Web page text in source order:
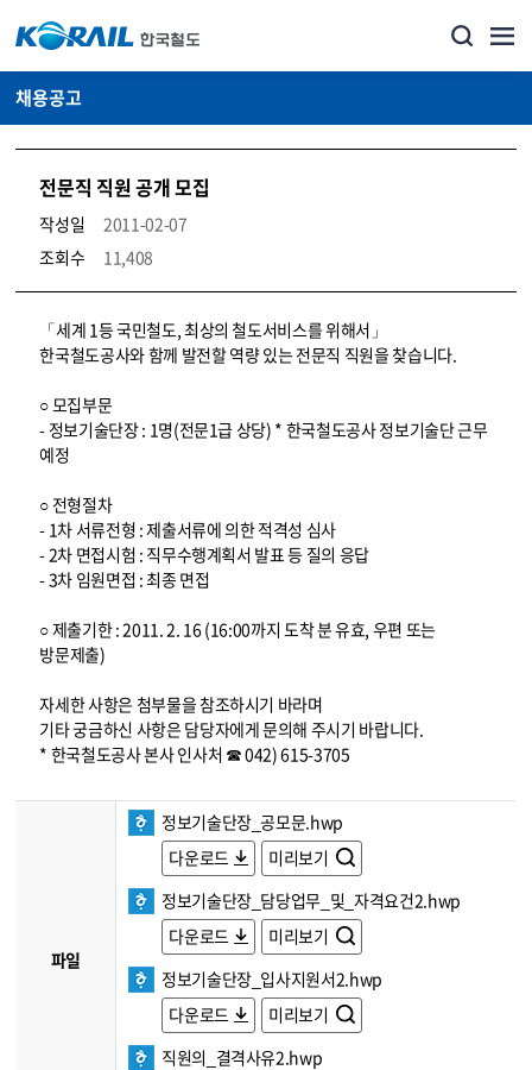
채용공고
전문직 직원 공개 모집
작성일
2011-02-07
조회수
11,408
코레일소개_경영공시_채용공고 상세보기 – 내용, 파일, 담당자 연락처로 구성
「세계 1등 국민철도, 최상의 철도서비스를 위해서」
한국철도공사와 함께 발전할 역량 있는 전문직 직원을 찾습니다.
○ 모집부문
- 정보기술단장 : 1명(전문1급 상당) * 한국철도공사 정보기술단 근무
예정
○ 전형절차
- 1차 서류전형 : 제출서류에 의한 적격성 심사
- 2차 면접시험 : 직무수행계획서 발표 등 질의 응답
- 3차 임원면접 : 최종 면접
○ 제출기한 : 2011. 2. 16 (16:00까지 도착 분 유효, 우편 또는
방문제출)
자세한 사항은 첨부물을 참조하시기 바라며
기타 궁금하신 사항은 담당자에게 문의해 주시기 바랍니다.
* 한국철도공사 본사 인사처 ☎ 042) 615-3705
파일
정보기술단장_공모문.hwp
다운로드
미리보기
정보기술단장_담당업무_및_자격요건2.hwp
다운로드
미리보기
정보기술단장_입사지원서2.hwp
다운로드
미리보기
직원의_결격사유2.hwp